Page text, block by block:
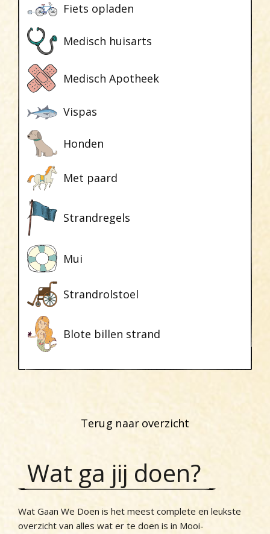
Terug naar overzicht
Fiets opladen
Medisch huisarts
Medisch Apotheek
Vispas
Honden
Met paard
Strandregels
Mui
Strandrolstoel
Blote billen strand
Wat ga jij doen?
Wat Gaan We Doen is het meest complete en leukste
overzicht van alles wat er te doen is in Mooi-